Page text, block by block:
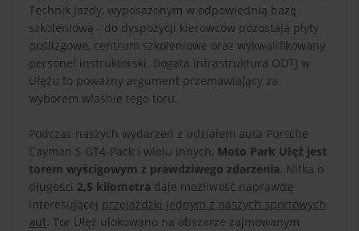
Technik Jazdy, wyposażonym w odpowiednią bazę
szkoleniową - do dyspozycji kierowców pozostają płyty
poślizgowe, centrum szkoleniowe oraz wykwalifikowany
personel instruktorski. Bogata infrastruktura ODTJ w
Ułężu to poważny argument przemawiający za
wyborem właśnie tego toru.
Podczas naszych wydarzeń z udziałem auta Porsche
Cayman S GT4-Pack i wielu innych, Moto Park Ułęż jest
torem wyścigowym z prawdziwego zdarzenia. Nitka o
długości 2,5 kilometra daje możliwość naprawdę
interesującej przejażdżki jednym z naszych sportowych
aut. Tor Ułęż ulokowano na obszarze zajmowanym